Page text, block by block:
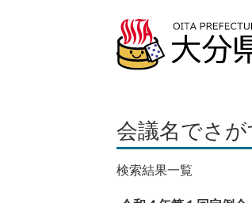
会議名でさが
検索結果一覧